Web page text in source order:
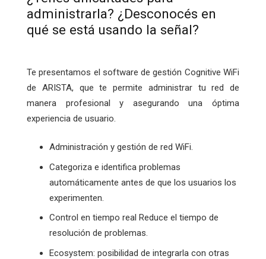
administrarla? ¿Desconocés en
qué se está usando la señal?
Te presentamos el software de gestión Cognitive WiFi
de ARISTA, que te permite administrar tu red de
manera profesional y asegurando una óptima
experiencia de usuario.
Administración y gestión de red WiFi.
Categoriza e identifica problemas
automáticamente antes de que los usuarios los
experimenten.
Control en tiempo real Reduce el tiempo de
resolución de problemas.
Ecosystem: posibilidad de integrarla con otras